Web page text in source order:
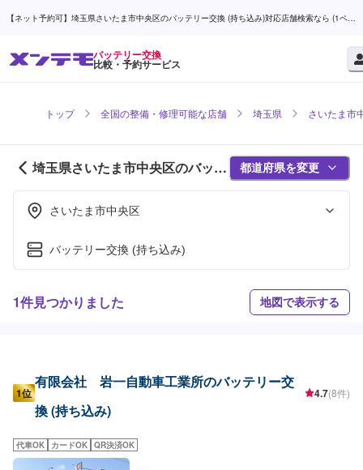
【ネット予約可】埼玉県さいたま市中央区のバッテリー交換 (持ち込み)対応店舗検索なら (1ペー
バッテリー交換
比較・予約サービス
トップ 全国の整備・修理可能な店舗 埼玉県 さいたま市
埼玉県さいたま市中央区のバッテ
リー交換対応店舗紹介 (1ページ
目)
都道府県を変更
さいたま市中央区
バッテリー交換 (持ち込み)
1件見つかりました 地図で表示する
1位
有限会社 岩一自動車工業所のバッテリー交
換 (持ち込み)
4.7(8件)
代車OK カードOK QR決済OK